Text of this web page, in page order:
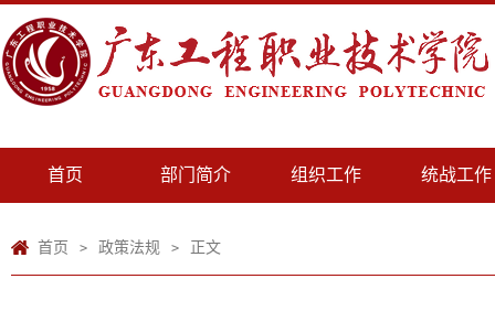
首页 部门简介 组织工作 统战工作
首页 > 政策法规 > 正文